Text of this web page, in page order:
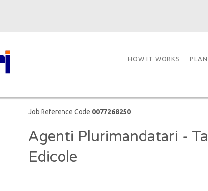
HOW IT WORKS
Job Reference Code 0077268250
Agenti Plurimandatari -
Edicole